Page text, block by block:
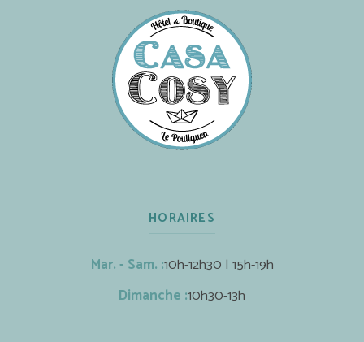
HORAIRES
Mar. - Sam. :10h-12h30 | 15h-19h
Dimanche :10h30-13h